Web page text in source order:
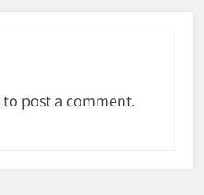
to post a comment.